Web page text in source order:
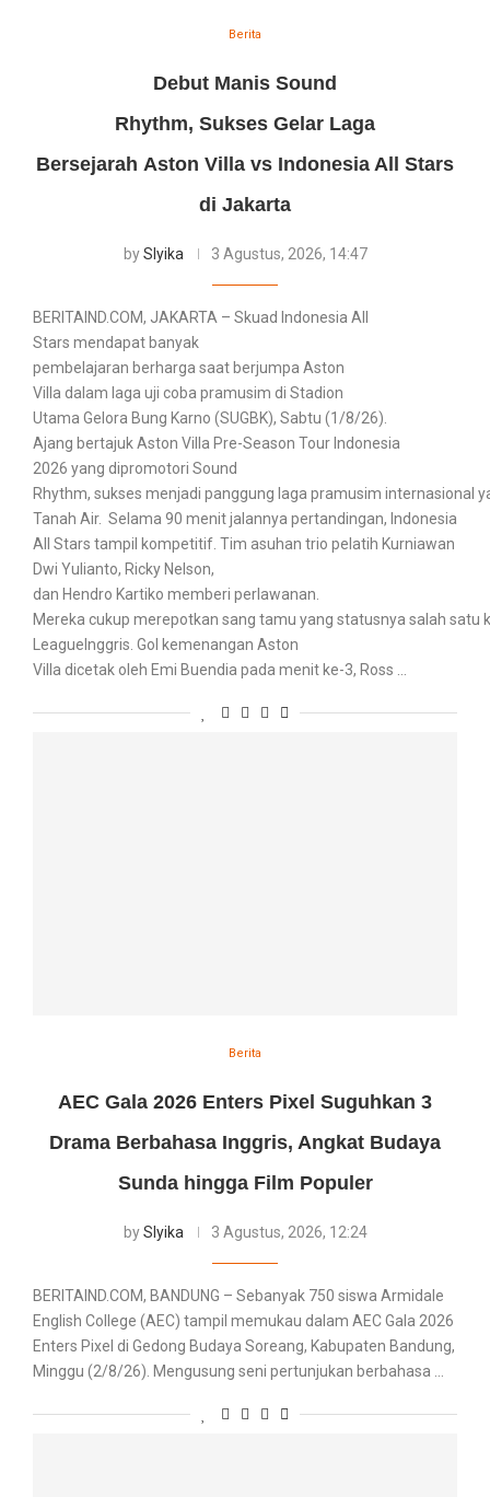
Berita
Debut Manis Sound
Rhythm, Sukses Gelar Laga
Bersejarah Aston Villa vs Indonesia All Stars
di Jakarta
bySlyika 3 Agustus, 2026, 14:47
BERITAIND.COM, JAKARTA – Skuad Indonesia All
Stars mendapat banyak
pembelajaran berharga saat berjumpa Aston
Villa dalam laga uji coba pramusim di Stadion
Utama Gelora Bung Karno (SUGBK), Sabtu (1/8/26).
Ajang bertajuk Aston Villa Pre-Season Tour Indonesia
2026 yang dipromotori Sound
Rhythm, sukses menjadi panggung laga pramusim internasional
Tanah Air. Selama 90 menit jalannya pertandingan, Indonesia
All Stars tampil kompetitif. Tim asuhan trio pelatih Kurniawan
Dwi Yulianto, Ricky Nelson,
dan Hendro Kartiko memberi perlawanan.
Mereka cukup merepotkan sang tamu yang statusnya salah satu
LeagueInggris. Gol kemenangan Aston
Villa dicetak oleh Emi Buendia pada menit ke-3, Ross …
Berita
AEC Gala 2026 Enters Pixel Suguhkan 3
Drama Berbahasa Inggris, Angkat Budaya
Sunda hingga Film Populer
bySlyika 3 Agustus, 2026, 12:24
BERITAIND.COM, BANDUNG – Sebanyak 750 siswa Armidale
English College (AEC) tampil memukau dalam AEC Gala 2026
Enters Pixel di Gedong Budaya Soreang, Kabupaten Bandung,
Minggu (2/8/26). Mengusung seni pertunjukan berbahasa …